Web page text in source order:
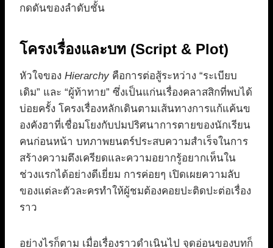
กดดันของลำดับชั้น
โครงเรื่องและบท (Script & Plot)
หัวใจของ Hierarchy คือการต่อสู้ระหว่าง “ระเบียบ
เดิม” และ “ผู้ท้าทาย” ซึ่งเป็นแก่นเรื่องคลาสสิกที่พบได้
บ่อยครั้ง โครงเรื่องหลักเดินตามเส้นทางการแก้แค้นข
องคังฮาที่เชื่อมโยงกับปมปริศนาการตายของนักเรียน
คนก่อนหน้า บทภาพยนตร์ประสบความสำเร็จในการ
สร้างความตึงเครียดและความอยากรู้อยากเห็นใน
ช่วงแรกได้อย่างดีเยี่ยม การค่อยๆ เปิดเผยความลับ
ของแต่ละตัวละครทำให้ผู้ชมต้องคอยปะติดปะต่อเรื่อง
ราว
อย่างไรก็ตาม เมื่อเรื่องราวดำเนินไป จุดอ่อนของบทก็